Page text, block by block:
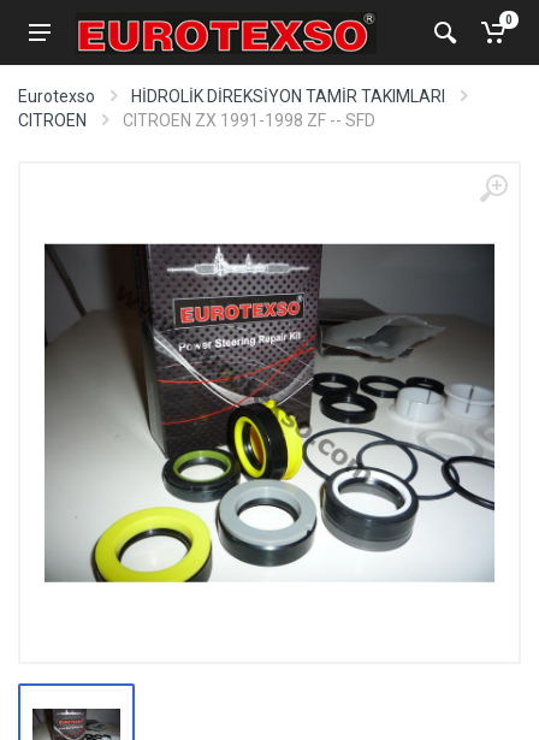
0
Eurotexso
HİDROLİK DİREKSİYON TAMİR TAKIMLARI
CITROEN
CITROEN ZX 1991-1998 ZF -- SFD